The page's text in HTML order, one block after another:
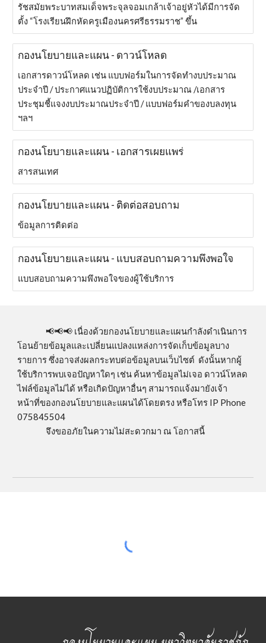
รัชสมัยพระบาทสมเด็จพระจุลจอมเกล้าเจ้าอยู่หัวได้มีการจัด
ตั้ง “โรงเรียนฝึกหัดครูเมืองนครศรีธรรมราช” ขึ้น
กองนโยบายและแผน - ดาวน์โหลด
เอกสารดาวน์โหลด เช่น แบบฟอร์มในการจัดทำงบประมาณ
ประจำปี / ประกาศแนวปฏิบัติการใช้งบประมาณ /เอกสาร
ประชุมชี้แจงงบประมาณประจำปี / แบบฟอร์มคำของบลงทุน
ฯลฯ
กองนโยบายและแผน - เอกสารเผยแพร่
สารสนเทศ
กองนโยบายและแผน - ติดต่อสอบถาม
ข้อมูลการติดต่อ
กองนโยบายและแผน - แบบสอบถามความพึงพอใจ
แบบสอบถามความพึงพอใจของผู้ใช้บริการ
📢📢📢 เนื่องด้วยกองนโยบายและแผนกำลังดำเนินการ
โอนย้ายข้อมูลและเปลี่ยนแปลงแหล่งการจัดเก็บข้อมูลบาง
รายการ ซึ่งอาจส่งผลกระทบต่อข้อมูลบนเว็บไซต์ ดังนั้นหากผู้
ใช้บริการพบเจอปัญหาใดๆ เช่น ค้นหาข้อมูลไม่เจอ ดาวน์โหลด
ไฟล์ข้อมูลไม่ได้ หรือเกิดปัญหาอื่นๆ สามารถแจ้งมายังเจ้า
หน้าที่ของกองนโยบายและแผนได้โดยตรง หรือโทร IP Phone
075845504
จึงขออภัยในความไม่สะดวกมา ณ โอกาสนี้